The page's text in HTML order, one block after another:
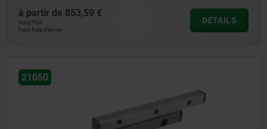
à partir de 853,59 €
hors TVA
hors frais d’envoi
DÉTAILS
21050